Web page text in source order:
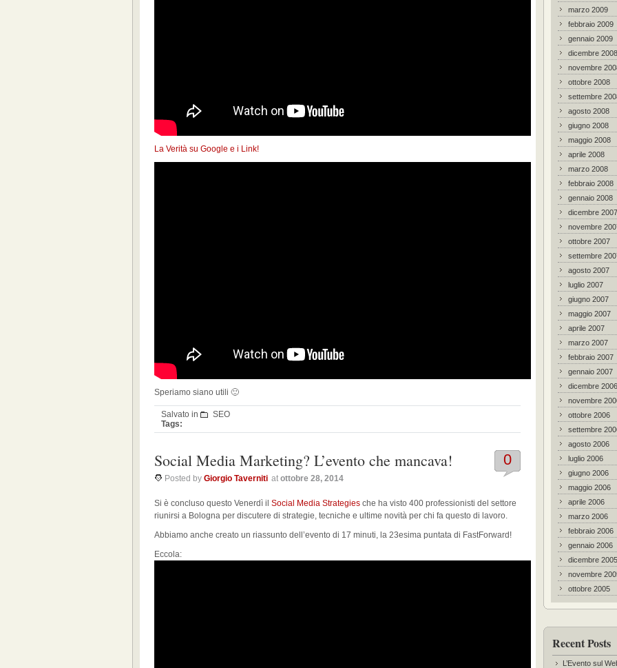
La Verità su Google e i Link!
Speriamo siano utili 🙂
Salvato in
SEO
Tags:
0
Social Media Marketing? L’evento che mancava!
Posted by Giorgio Taverniti at ottobre 28, 2014
Si è concluso questo Venerdì il Social Media Strategies che ha visto 400 professionisti del settore
riunirsi a Bologna per discutere di strategie, tecniche e ultime novità per chi fa questo di lavoro.
Abbiamo anche creato un riassunto dell’evento di 17 minuti, la 23esima puntata di FastForward!
Eccola:
marzo 2009
febbraio 2009
gennaio 2009
dicembre 2008
novembre
ottobre 2008
settembre
agosto 2008
giugno 2008
maggio 2008
aprile 2008
marzo 2008
febbraio 2008
gennaio 2008
dicembre 2007
novembre
ottobre 2007
settembre
agosto 2007
luglio 2007
giugno 2007
maggio 2007
aprile 2007
marzo 2007
febbraio 2007
gennaio 2007
dicembre 2006
novembre
ottobre 2006
settembre
agosto 2006
luglio 2006
giugno 2006
maggio 2006
aprile 2006
marzo 2006
febbraio 2006
gennaio 2006
dicembre 2005
novembre
ottobre 2005
Recent Posts
L’Evento sul